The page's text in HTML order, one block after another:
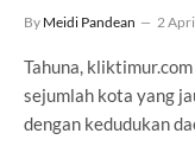
By Meidi Pandean 2
Tahuna,
sejumlah kota yang
dengan kedudukan